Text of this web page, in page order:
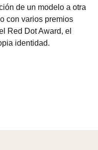
de un modelo a otra
con varios premios
Red Dot Award, el
identidad.